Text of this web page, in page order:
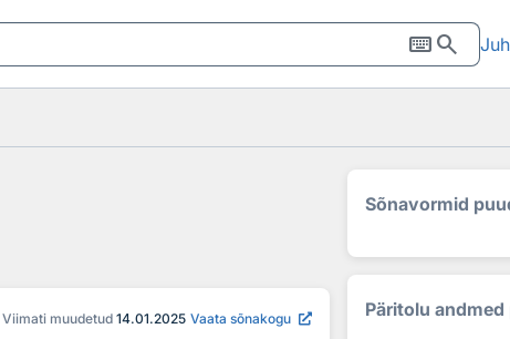
keyboardsearch
Viimati muudetud 14.01.2025 Vaata sõnakogu
Sõnavormid
Päritolu